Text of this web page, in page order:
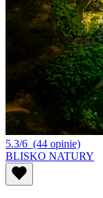
5.3/6 (44 opinie)
BLISKO NATURY